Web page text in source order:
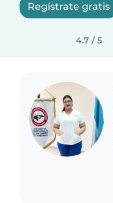
Regístrate gratis
4.7 / 5